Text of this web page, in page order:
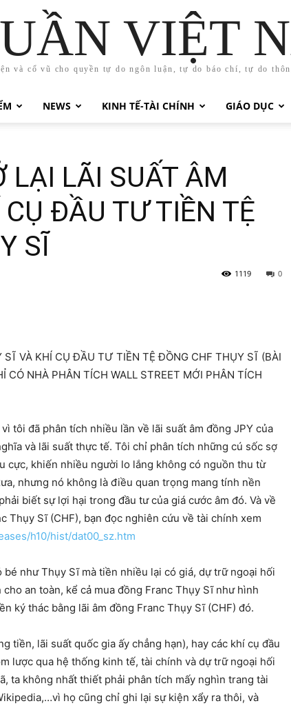
VIỆT
và cổ vũ cho quyền tự do ngôn luận, tự do báo chí, tự do
NEWS KINH TẾ-TÀI CHÍNH GIÁO DỤC
LẠI LÃI SUẤT ÂM
ĐẦU TƯ TIỀN TỆ
SĨ
0
1119
VÀ KHÍ CỤ ĐẦU TƯ TIỀN TỆ ĐỒNG CHF THỤY SĨ (BÀI
CÓ NHÀ PHÂN TÍCH WALL STREET MỚI PHÂN TÍCH
tôi đã phân tích nhiều lần về lãi suất âm đồng JPY của
và lãi suất thực tế. Tôi chỉ phân tích những cú sốc sợ
cực, khiến nhiều người lo lắng không có nguồn thu từ
nhưng nó không là điều quan trọng mang tính nền
biết sự lợi hại trong đầu tư của giá cước âm đó. Và về
Thụy Sĩ (CHF), bạn đọc nghiên cứu về tài chính xem
h10/hist/dat00_sz.htm
như Thụy Sĩ mà tiền nhiều lại có giá, dự trữ ngoại hối
an toàn, kể cả mua đồng Franc Thụy Sĩ như hình
ký thác bằng lãi âm đồng Franc Thụy Sĩ (CHF) đó.
tiền, lãi suất quốc gia ấy chẳng hạn), hay các khí cụ đầu
lược qua hệ thống kinh tế, tài chính và dự trữ ngoại hối
ta không nhất thiết phải phân tích mấy nghìn trang tài
họ cũng chỉ ghi lại sự kiện xẩy ra thôi, và